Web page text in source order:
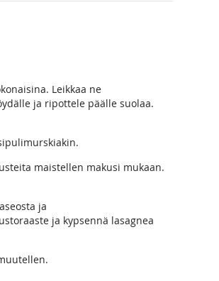
Leikkaa ne
ja ripottele päälle suolaa.
maistellen makusi mukaan.
ja
ja kypsennä lasagnea